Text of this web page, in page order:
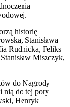
historię
Stanisława
Rudnicka, Feliks
Miszczyk,
do Nagrody
nią do tej pory
Henryk